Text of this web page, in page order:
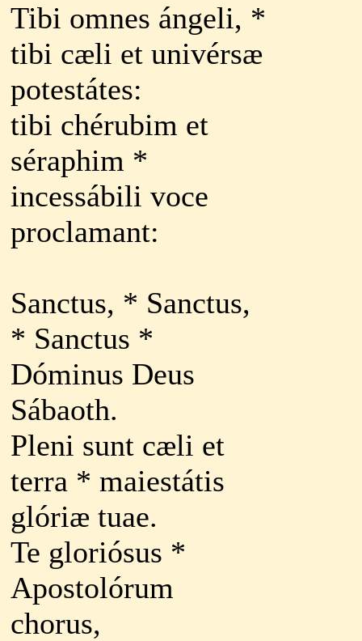
Tibi omnes ángeli, *
tibi cæli et univérsæ
potestátes:
tibi chérubim et
séraphim *
incessábili voce
proclamant:
Sanctus, * Sanctus,
* Sanctus *
Dóminus Deus
Sábaoth.
Pleni sunt cæli et
terra * maiestátis
glóriæ tuae.
Te gloriósus *
Apostolórum
chorus,